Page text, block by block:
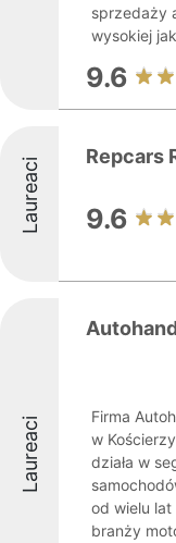
sprzedaży
wysokiej
9.6
Laureaci Repcars
9.6
Laureaci
Firma
w
działa w
od wielu lat
branży